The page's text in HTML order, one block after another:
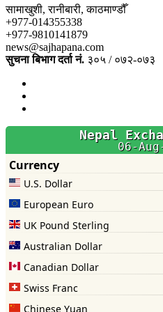
सामाखुशी, रानीबारी, काठमाण्डौँ
+977-014355338
+977-9810141879
news@sajhapana.com
सुचना बिभाग दर्ता नं. ३०५ / ०७२-०७३